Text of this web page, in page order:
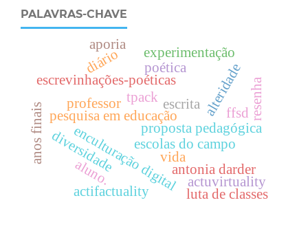
PALAVRAS-CHAVE
proposta pedagógica
enculturação digital
pesquisa em educação
escrita
escrevinhações-poéticas
diversidade
tpack alteridade
poética
escolas do campo
ffsd
vida
experimentação
professor
aluno. antonia darder
resenha
diário
actuvirtuality
actifactuality
aporia
anos finais
luta de classes